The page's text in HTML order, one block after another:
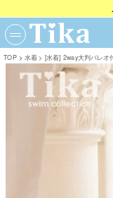
TOP 水着 [水着] 2way大判パレオ